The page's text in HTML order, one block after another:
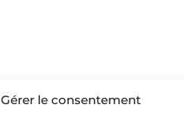
Gérer le consentement